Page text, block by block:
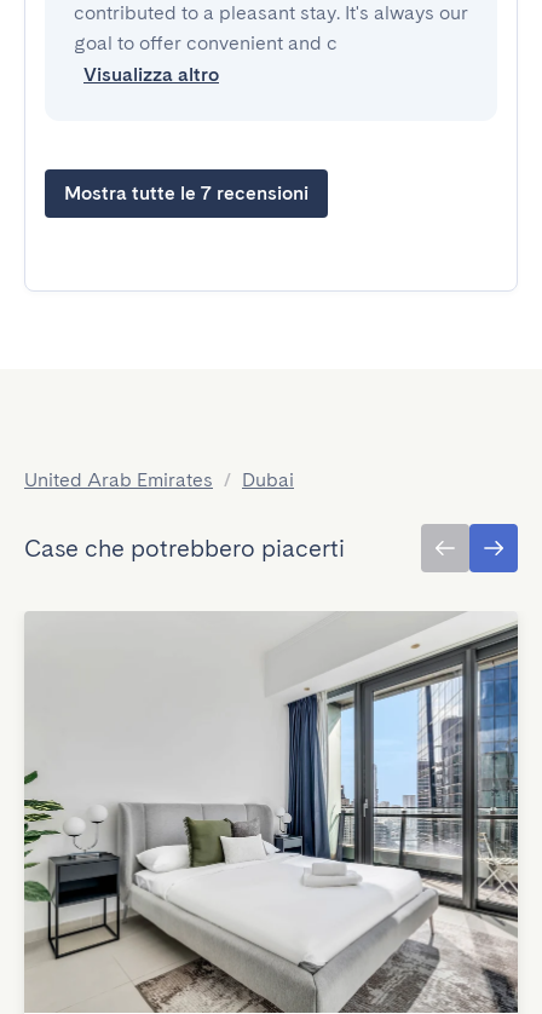
contributed to a pleasant stay. It's always our
goal to offer convenient and c
Visualizza altro
Mostra tutte le 7 recensioni
United Arab Emirates / Dubai
Case che potrebbero piacerti